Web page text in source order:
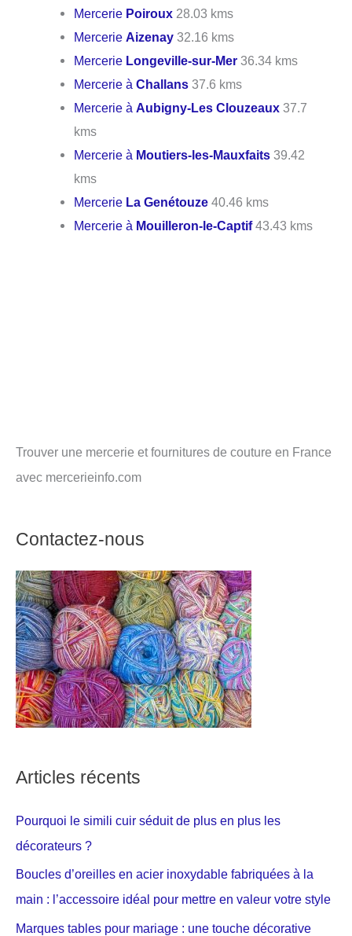
Mercerie Poiroux 28.03 kms
MercerieAizenay 32.16 kms
Mercerie Longeville-sur-Mer 36.34 kms
Mercerie àChallans 37.6 kms
Mercerie àAubigny-Les Clouzeaux 37.7
kms
Mercerie à Moutiers-les-Mauxfaits 39.42
kms
Mercerie La Genétouze 40.46 kms
Mercerie à Mouilleron-le-Captif43.43 kms
Trouver une mercerie et fournitures de couture en France
avec mercerieinfo.com
Contactez-nous
Articles récents
Pourquoi le simili cuir séduit de plus en plus les
décorateurs ?
Boucles d’oreilles en acier inoxydable fabriquées à la
main : l’accessoire idéal pour mettre en valeur votre style
Marques tables pour mariage : une touche décorative